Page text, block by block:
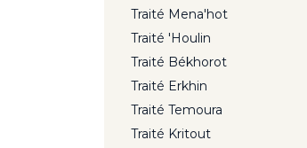
Traité Mena'hot
Traité 'Houlin
Traité Békhorot
Traité Erkhin
Traité Temoura
Traité Kritout